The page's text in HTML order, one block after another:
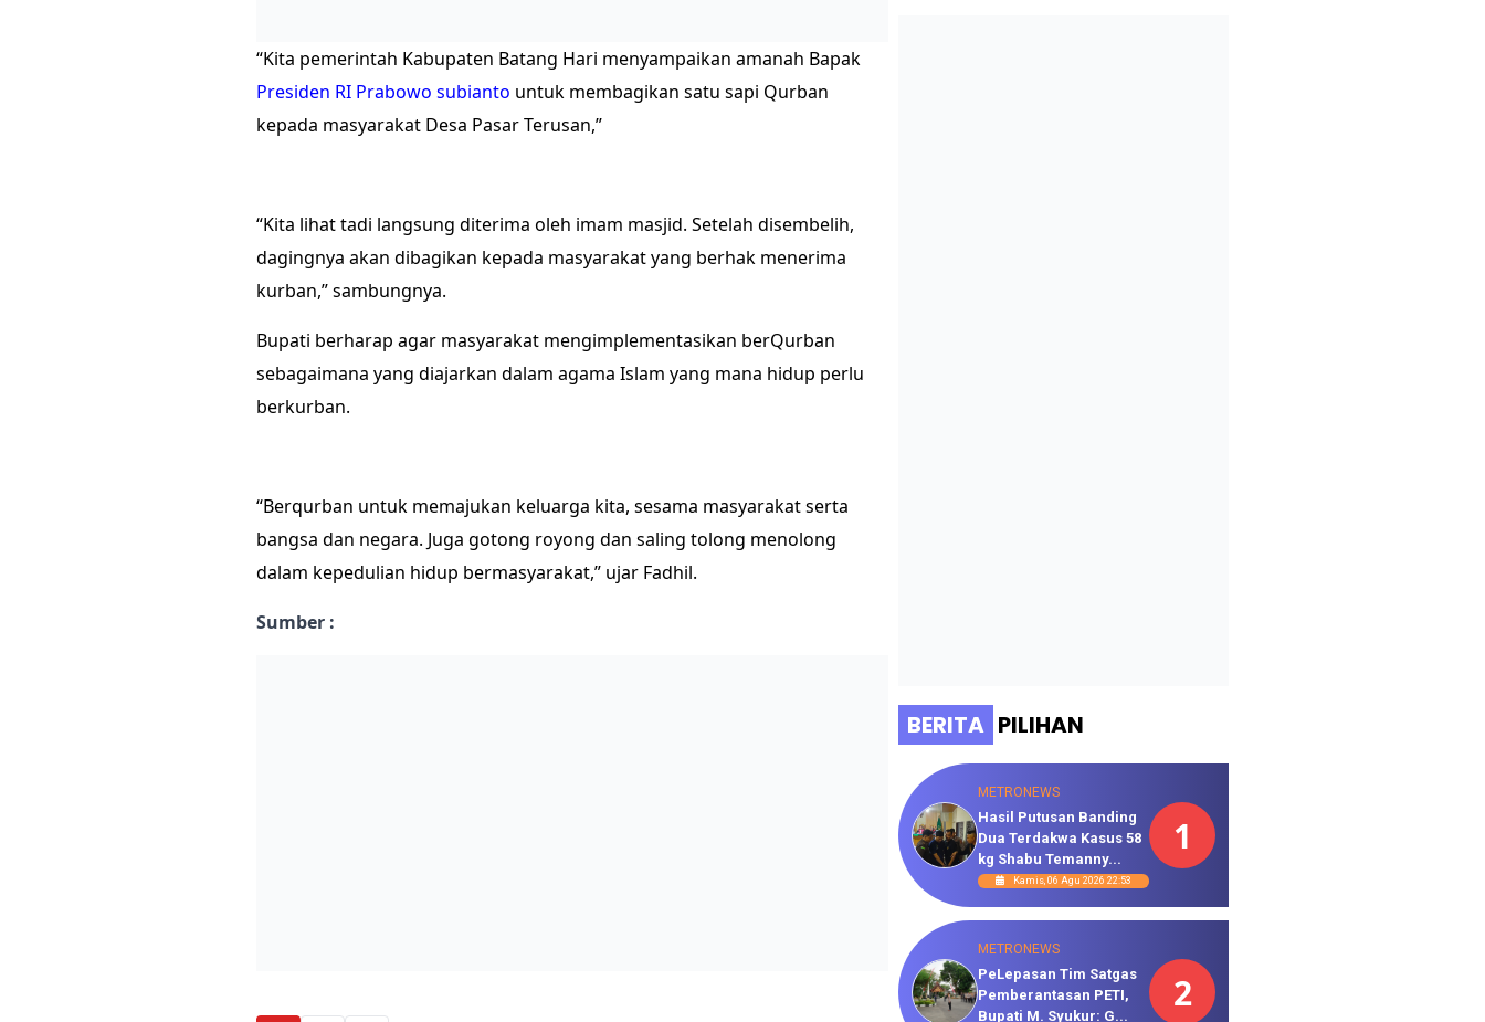
“Kita pemerintah Kabupaten Batang Hari menyampaikan amanah Bapak
Presiden RI Prabowo subianto untuk membagikan satu sapi Qurban
kepada masyarakat Desa Pasar Terusan,”
“Kita lihat tadi langsung diterima oleh imam masjid. Setelah disembelih,
dagingnya akan dibagikan kepada masyarakat yang berhak menerima
kurban,” sambungnya.
Bupati berharap agar masyarakat mengimplementasikan berQurban
sebagaimana yang diajarkan dalam agama Islam yang mana hidup perlu
berkurban.
“Berqurban untuk memajukan keluarga kita, sesama masyarakat serta
bangsa dan negara. Juga gotong royong dan saling tolong menolong
dalam kepedulian hidup bermasyarakat,” ujar Fadhil.
Sumber :
BERITA PILIHAN
METRONEWS
Hasil Putusan Banding
Dua Terdakwa Kasus 58
kg Shabu Temanny...
Kamis, 06 Agu 2026 22:53
1
METRONEWS
PeLepasan Tim Satgas
Pemberantasan PETI,
Bupati M. Syukur: G...
2